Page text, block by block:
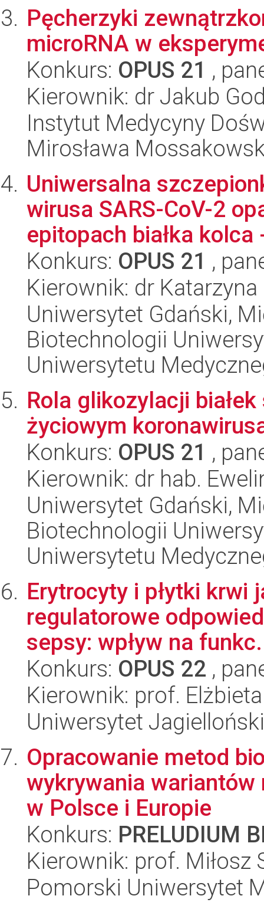
Pęcherzyki
microRNA w
Konkurs: OPUS 21 ,
Kierownik: dr Jakub
Instytut Medycyny
Mirosława
Uniwersalna
wirusa SARS-CoV-2
epitopach białka kolca
Konkurs: OPUS 21 ,
Kierownik: dr
Uniwersytet Gdański,
Biotechnologii
Uniwersytetu
Rola glikozylacji
życiowym
Konkurs: OPUS 21 ,
Kierownik: dr hab.
Uniwersytet Gdański,
Biotechnologii
Uniwersytetu
Erytrocyty i płytki krwi
regulatorowe
sepsy: wpływ na
Konkurs: OPUS 22 ,
Kierownik: prof.
Uniwersytet
Opracowanie metod
wykrywania wariantów
w Polsce i Europie
Konkurs: PRELUDIUM
Kierownik: prof. Miłosz
Pomorski Uniwersytet